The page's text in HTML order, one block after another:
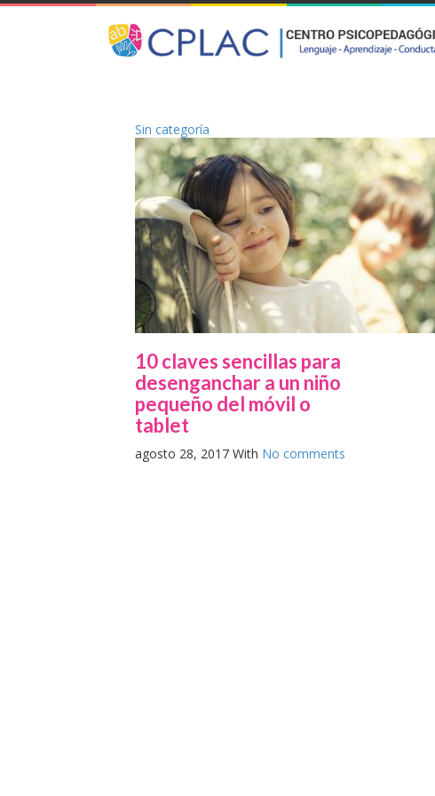
Sin categoría
10 claves sencillas para
desenganchar a un niño
pequeño del móvil o
tablet
agosto 28, 2017 With No comments